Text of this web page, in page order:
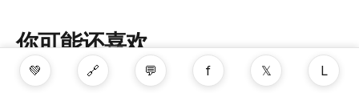
你可能还喜欢
💚 🔗 💬 f 𝕏 L